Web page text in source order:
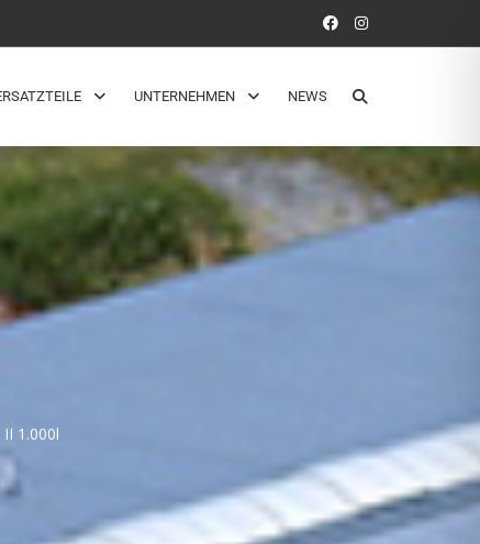
UNTERNEHMEN NEWS
1.000l